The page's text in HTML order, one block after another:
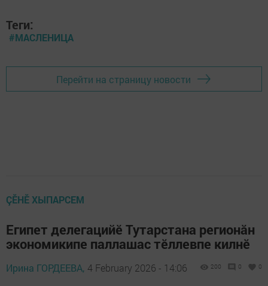
Теги:
#МАСЛЕНИЦА
Перейти на страницу новости
ÇӖНӖ ХЫПАРСЕМ
Египет делегацийӗ Тутарстана регионăн
экономикипе паллашас тӗллевпе килнӗ
Ирина ГОРДЕЕВА, 4 February 2026 - 14:06 200 0 0